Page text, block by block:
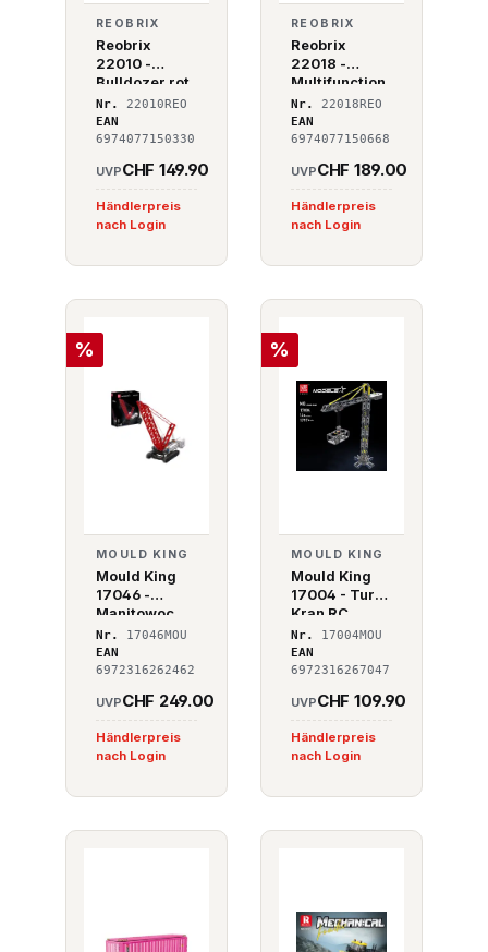
REOBRIX
Reobrix
22010 -
Bulldozer rot
Nr.
22010REO
EAN
6974077150330
UVPCHF 149.90
Händlerpreis
nach Login
REOBRIX
Reobrix
22018 -
Multifunction
al wheel
loader -
Multifunktion
Nr.
22018REO
EAN
6974077150668
UVPCHF 189.00
Händlerpreis
nach Login
%
MOULD KING
Mould King
17046 -
Manitowoc
16000
Raupenkran
Nr.
17046MOU
EAN
6972316262462
UVPCHF 249.00
Händlerpreis
nach Login
%
MOULD KING
Mould King
17004 - Turm
Kran RC
Nr.
17004MOU
EAN
6972316267047
UVPCHF 109.90
Händlerpreis
nach Login